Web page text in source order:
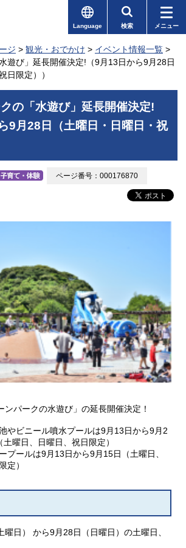
Language 検索 メニュー
ジ > 観光・おでかけ > イベント情報一覧 >
遊び」延長開催決定!（9月13日から9月28日
日限定））
の「水遊び」延長開催決定!
9月28日（土曜日・日曜日・祝
ページ番号：000176870
ンパークの水遊び」の延長開催決定！
やビニール噴水プールは9月13日から9月2
曜日、日曜日、祝日限定）
プールは9月13日から9月15日（土曜日、
定）
日） から9月28日（日曜日）の土曜日、